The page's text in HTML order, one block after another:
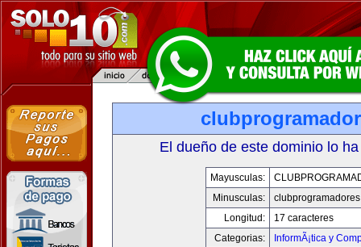
El dueño de este dominio lo
Mayusculas:
Minusculas:
Longitud:
17 caracteres
Categorias:
InformÃ¡tica y